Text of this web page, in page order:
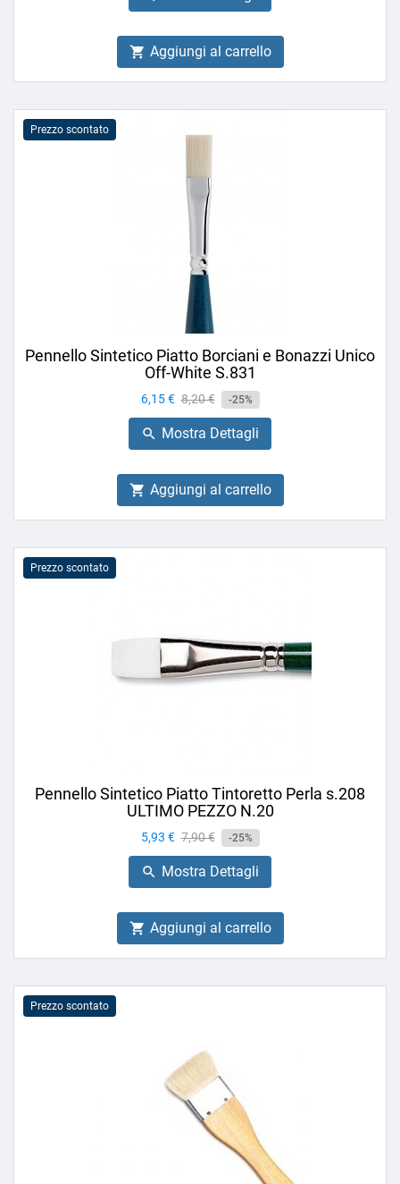
 Aggiungi al carrello
Prezzo scontato
Pennello Sintetico Piatto Borciani e Bonazzi Unico
Off-White S.831
Prezzo
6,15 € Prezzo
base
8,20 € -25%
 Mostra Dettagli
 Aggiungi al carrello
Prezzo scontato
Pennello Sintetico Piatto Tintoretto Perla s.208
ULTIMO PEZZO N.20
Prezzo
5,93 € Prezzo
base
7,90 € -25%
 Mostra Dettagli
 Aggiungi al carrello
Prezzo scontato